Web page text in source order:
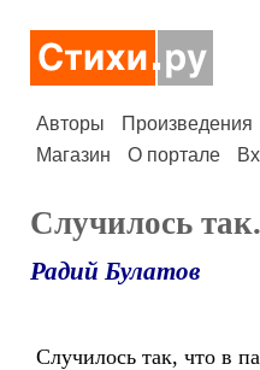
Авторы Произведения
Магазин
О портале
Случилось
Радий Булатов
Случилось так, что в